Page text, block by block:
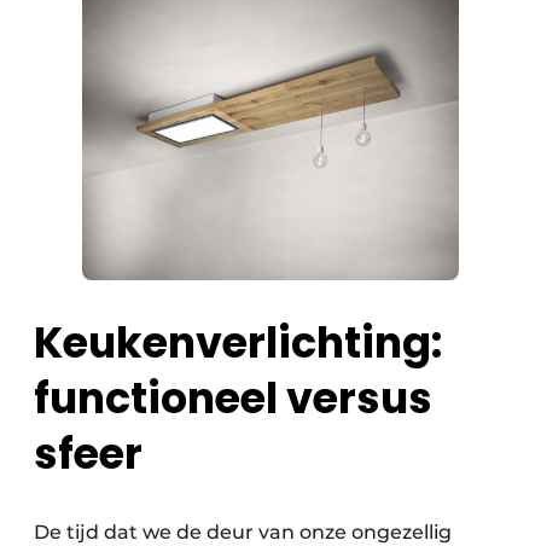
Keukenverlichting:
functioneel versus
sfeer
De tijd dat we de deur van onze ongezellig